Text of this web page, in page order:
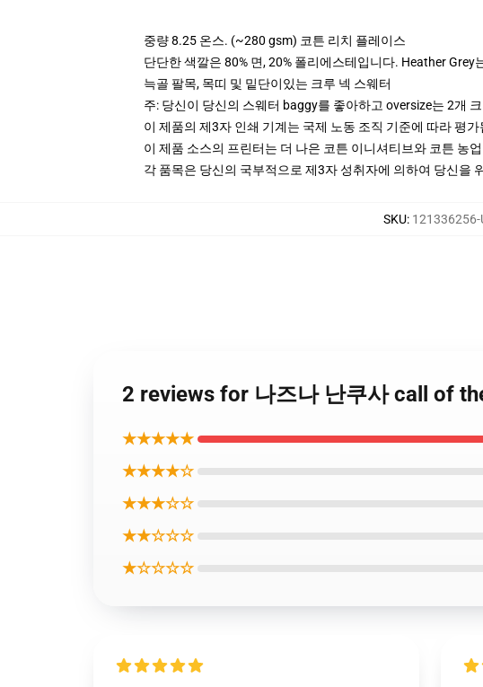
중량 8.25 온스. (~280 gsm) 코튼 리치 플레이스
단단한 색깔은 80% 면, 20% 폴리에스테입니다. Heather
늑골 팔목, 목띠 및 밑단이있는 크루 넥 스웨터
주: 당신이 당신의 스웨터 baggy를 좋아하고 oversize는 2개
이 제품의 제3자 인쇄 기계는 국제 노동 조직 기준에 따라 평
이 제품 소스의 프린터는 더 나은 코튼 이니셔티브와 코튼 농
각 품목은 당신의 국부적으로 제3자 성취자에 의하여 당신을
SKU: 121336256-
2 reviews for 나즈나 난쿠사 call of
★★★★★
★★★★☆
★★★☆☆
★★☆☆☆
★☆☆☆☆